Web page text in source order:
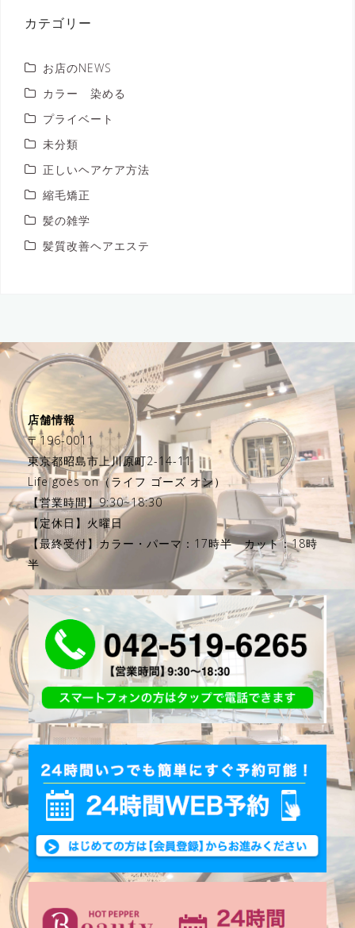
ブ
カテゴリー
お店のNEWS
カラー 染める
プライベート
未分類
正しいヘアケア方法
縮毛矯正
髪の雑学
髪質改善ヘアエステ
店舗情報
〒196-0011
東京都昭島市上川原町2-14-11
Life goes on（ライフ ゴーズ オン）
【営業時間】9:30~18:30
【定休日】火曜日
【最終受付】カラー・パーマ：17時半 カット：18時
半